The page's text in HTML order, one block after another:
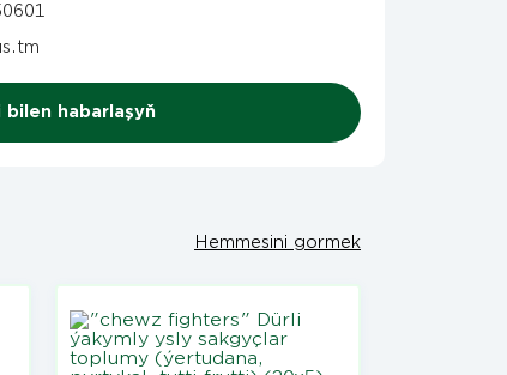
bilen habarlaşyň
Hemmesini gormek